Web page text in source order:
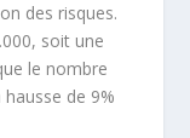
des risques.
soit une
le nombre
de 9%